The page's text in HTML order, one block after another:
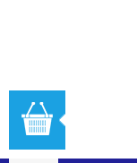
Вт-